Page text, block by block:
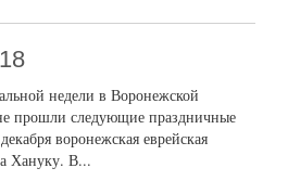
недели в Воронежской
прошли следующие праздничные
воронежская еврейская
Хануку. В...